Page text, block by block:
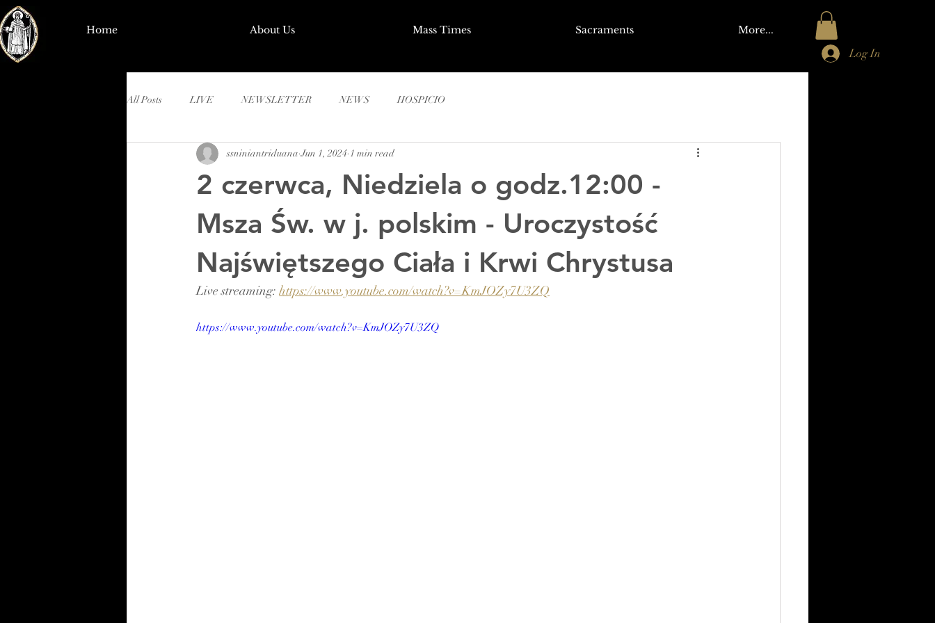
Home About Us Mass Times Sacraments More...
Log In
All Posts LIVE NEWSLETTER NEWS HOSPICIO
2 czerwca, Niedziela o godz.12:00 -
Msza Św. w j. polskim - Uroczystość
Najświętszego Ciała i Krwi Chrystusa
ssniniantriduana Jun 1, 2024 1 min read
Live streaming: https://www.youtube.com/watch?v=KmJOZy7U3ZQ
https://www.youtube.com/watch?v=KmJOZy7U3ZQ